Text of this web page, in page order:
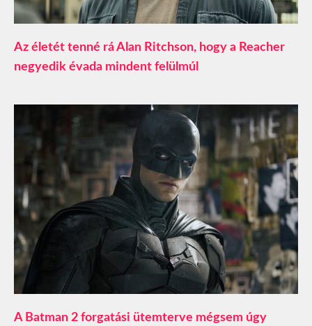
Az életét tenné rá Alan Ritchson, hogy a Reacher
negyedik évada mindent felülmúl
A Batman 2 forgatási ütemterve mégsem úgy